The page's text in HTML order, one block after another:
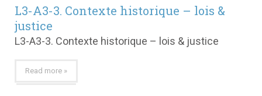
L3-A3-3. Contexte historique – lois &
justice
L3-A3-3. Contexte historique – lois & justice
Read more »